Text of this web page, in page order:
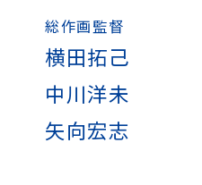
総作画監督
横田拓己
中川洋未
矢向宏志